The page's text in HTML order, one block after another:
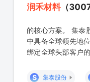
润禾材料（
的核心方案。 集泰
中具备全球领先地
绑定全球头部客户
30%，对应市场规
S 集泰股份